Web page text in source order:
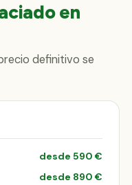
en
definitivo se
desde 590 €
desde 890 €